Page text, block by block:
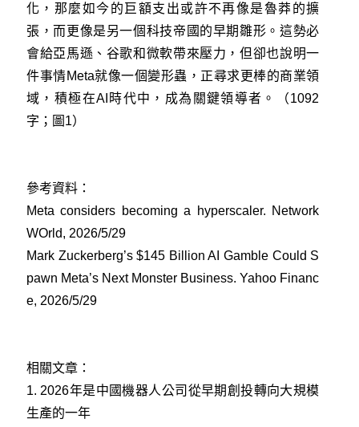
化，那麼如今的巨額支出或許不再像是魯莽的擴
張，而更像是另一個科技帝國的早期雛形。這勢必
會給亞馬遜、谷歌和微軟帶來壓力，但卻也說明一
件事情Meta就像一個變形蟲，正尋求更棒的商業領
域，積極在AI時代中，成為關鍵領導者。（1092
字；圖1）
參考資料：
Meta considers becoming a hyperscaler. Network
WOrld, 2026/5/29
Mark Zuckerberg’s $145 Billion AI Gamble Could S
pawn Meta’s Next Monster Business. Yahoo Financ
e, 2026/5/29
相關文章：
1. 2026年是中國機器人公司從早期創投轉向大規模
生產的一年